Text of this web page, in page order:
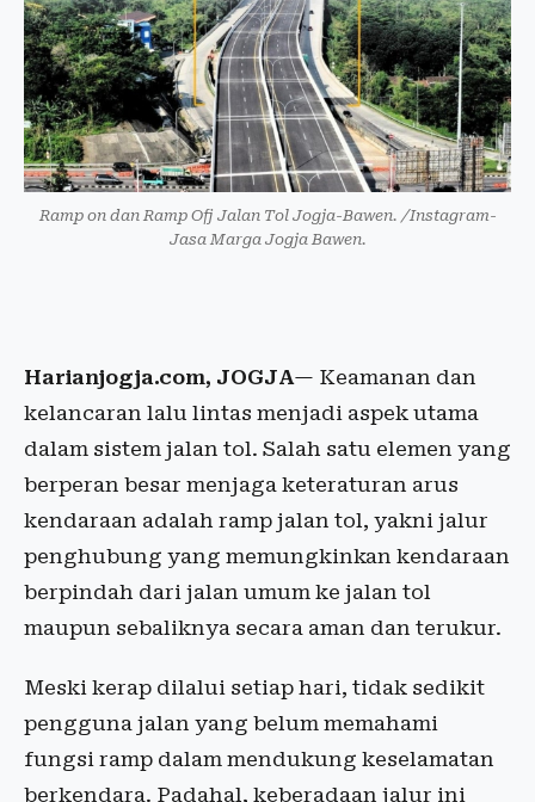
Ramp on dan Ramp Ofj Jalan Tol Jogja-Bawen. /Instagram-
Jasa Marga Jogja Bawen.
Harianjogja.com, JOGJA— Keamanan dan
kelancaran lalu lintas menjadi aspek utama
dalam sistem jalan tol. Salah satu elemen yang
berperan besar menjaga keteraturan arus
kendaraan adalah ramp jalan tol, yakni jalur
penghubung yang memungkinkan kendaraan
berpindah dari jalan umum ke jalan tol
maupun sebaliknya secara aman dan terukur.
Meski kerap dilalui setiap hari, tidak sedikit
pengguna jalan yang belum memahami
fungsi ramp dalam mendukung keselamatan
berkendara. Padahal, keberadaan jalur ini